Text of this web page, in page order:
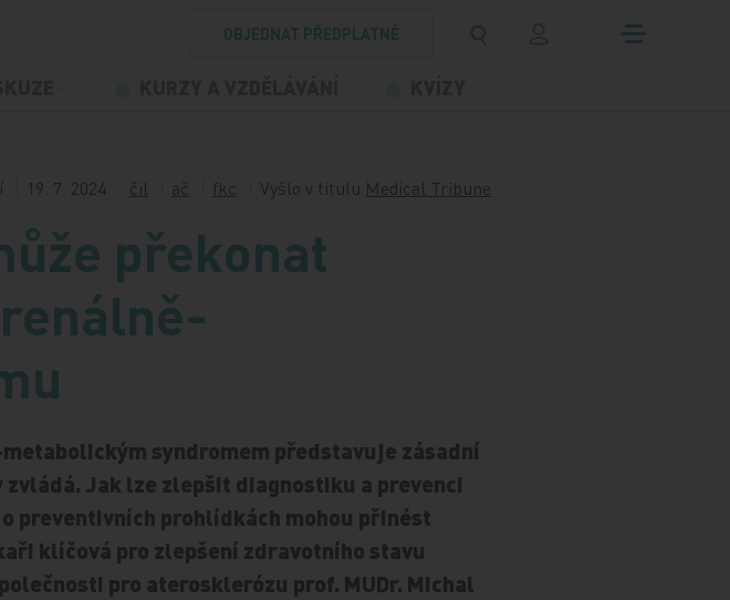
OBJEDNAT PŘEDPLATNÉ
19. 7. 2024 čil ač fkc Vyšlo v titulu Medical Tribune
překonat
syndromem představuje zásadní
Jak lze zlepšit diagnostiku a prevenci
preventivních prohlídkách mohou přinést
klíčová pro zlepšení zdravotního stavu
pro aterosklerózu prof. MUDr. Michal